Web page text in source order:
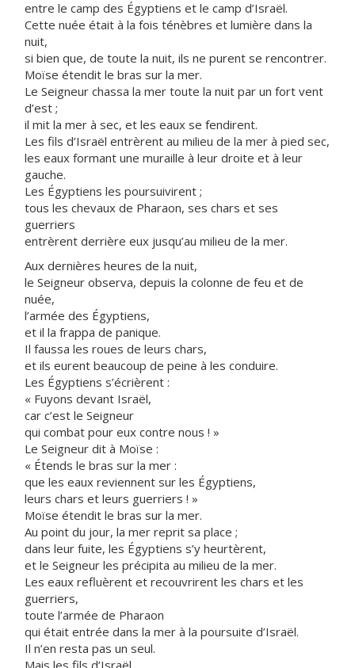
entre le camp des Égyptiens et le camp d’Israël.
Cette nuée était à la fois ténèbres et lumière dans la
nuit,
si bien que, de toute la nuit, ils ne purent se rencontrer.
Moïse étendit le bras sur la mer.
Le Seigneur chassa la mer toute la nuit par un fort vent
d’est ;
il mit la mer à sec, et les eaux se fendirent.
Les fils d’Israël entrèrent au milieu de la mer à pied sec,
les eaux formant une muraille à leur droite et à leur
gauche.
Les Égyptiens les poursuivirent ;
tous les chevaux de Pharaon, ses chars et ses
guerriers
entrèrent derrière eux jusqu’au milieu de la mer.
Aux dernières heures de la nuit,
le Seigneur observa, depuis la colonne de feu et de
nuée,
l’armée des Égyptiens,
et il la frappa de panique.
Il faussa les roues de leurs chars,
et ils eurent beaucoup de peine à les conduire.
Les Égyptiens s’écrièrent :
« Fuyons devant Israël,
car c’est le Seigneur
qui combat pour eux contre nous ! »
Le Seigneur dit à Moïse :
« Étends le bras sur la mer :
que les eaux reviennent sur les Égyptiens,
leurs chars et leurs guerriers ! »
Moïse étendit le bras sur la mer.
Au point du jour, la mer reprit sa place ;
dans leur fuite, les Égyptiens s’y heurtèrent,
et le Seigneur les précipita au milieu de la mer.
Les eaux refluèrent et recouvrirent les chars et les
guerriers,
toute l’armée de Pharaon
qui était entrée dans la mer à la poursuite d’Israël.
Il n’en resta pas un seul.
Mais les fils d’Israël